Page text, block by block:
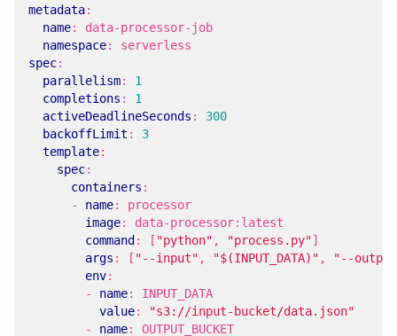
metadata:
name:
data-processor-job
namespace:
serverless
spec:
parallelism:
1
completions :
1
activeDeadlineSeconds :
300
backoffLimit :
3
template:
spec:
containers :
- name:
processor
image:
data-processor:latest
command : [ "python" , "process.py"]
args : [ "--input" , "$(INPUT_DATA)" ,
"--
env:
- name:
INPUT_DATA
value:
"s3://input-bucket/data.json"
- name:
OUTPUT_BUCKET